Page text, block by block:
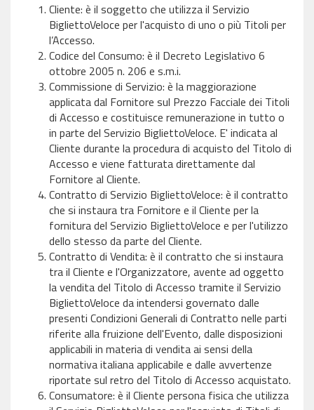
Cliente: è il soggetto che utilizza il Servizio
BigliettoVeloce per l'acquisto di uno o più Titoli per
l’Accesso.
Codice del Consumo: è il Decreto Legislativo 6
ottobre 2005 n. 206 e s.m.i.
Commissione di Servizio: è la maggiorazione
applicata dal Fornitore sul Prezzo Facciale dei Titoli
di Accesso e costituisce remunerazione in tutto o
in parte del Servizio BigliettoVeloce. E' indicata al
Cliente durante la procedura di acquisto del Titolo di
Accesso e viene fatturata direttamente dal
Fornitore al Cliente.
Contratto di Servizio BigliettoVeloce: è il contratto
che si instaura tra Fornitore e il Cliente per la
fornitura del Servizio BigliettoVeloce e per l'utilizzo
dello stesso da parte del Cliente.
Contratto di Vendita: è il contratto che si instaura
tra il Cliente e l'Organizzatore, avente ad oggetto
la vendita del Titolo di Accesso tramite il Servizio
BigliettoVeloce da intendersi governato dalle
presenti Condizioni Generali di Contratto nelle parti
riferite alla fruizione dell'Evento, dalle disposizioni
applicabili in materia di vendita ai sensi della
normativa italiana applicabile e dalle avvertenze
riportate sul retro del Titolo di Accesso acquistato.
Consumatore: è il Cliente persona fisica che utilizza